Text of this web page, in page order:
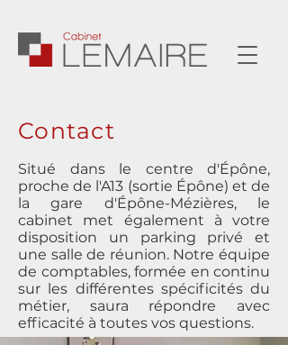
Contact
Situé​ dans le centre d'Épône,
proche de l'A13 (sortie Épône) et de
la gare d'Épône-Mézières, le
cabinet met également à votre
disposition un parking privé et
une salle de réunion. Notre équipe
de comptables, formée en continu
sur les différentes spécificités du
métier, saura répondre avec
efficacité à toutes vos questions.